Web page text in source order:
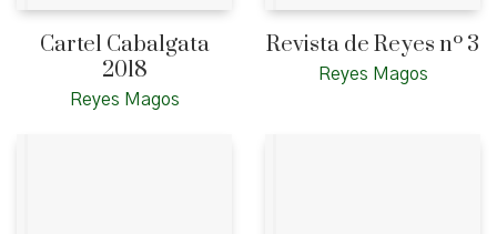
Cartel Cabalgata
2018
Reyes Magos
Revista de Reyes nº 3
Reyes Magos